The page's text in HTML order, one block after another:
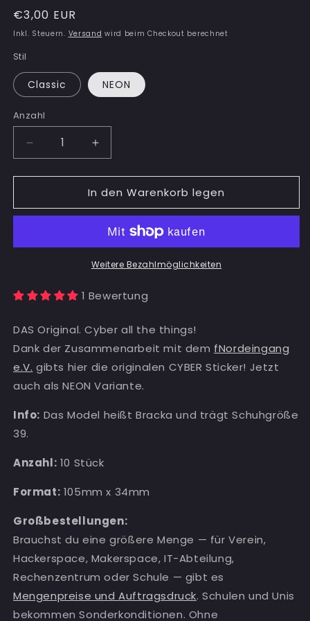
Normaler
Preis
€3,00 EUR
Inkl. Steuern. Versand wird beim Checkout berechnet
Stil
Classic NEON
Anzahl
Anzahl
Verringere
die
Menge
CYBER
Stk.)
Erhöhe
die
Menge
für
CYBER
(10
Stk.)
In den Warenkorb legen
Weitere Bezahlmöglichkeiten
1 Bewertung
DAS Original. Cyber all the things!
Dank der Zusammenarbeit mit dem fNordeingang
e.V. gibts hier die originalen CYBER Sticker! Jetzt
auch als NEON Variante.
Info: Das Model heißt Bracka und trägt Schuhgröße
39.
Anzahl: 10 Stück
Format: 105mm x 34mm
Großbestellungen:
Brauchst du eine größere Menge — für Verein,
Hackerspace, Makerspace, IT-Abteilung,
Rechenzentrum oder Schule — gibt es
Mengenpreise und Auftragsdruck. Schulen und Unis
bekommen Sonderkonditionen. Ohne